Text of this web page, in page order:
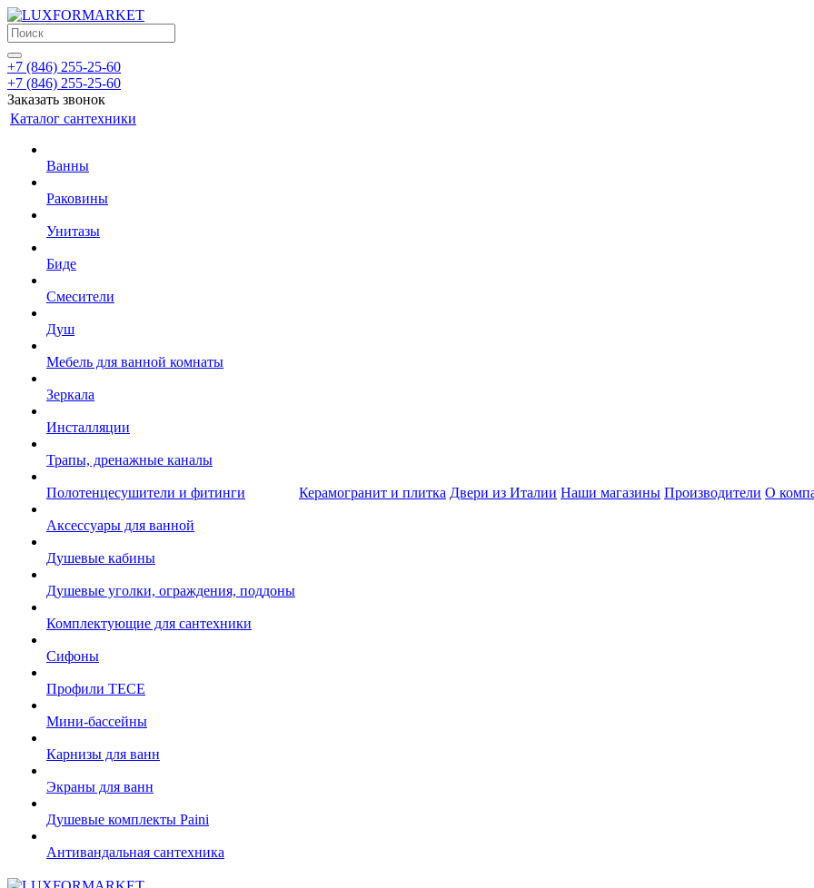
+7 (846) 255-25-60
+7 (846) 255-25-60
Заказать звонок
Каталог сантехники
Ванны
Раковины
Унитазы
Биде
Смесители
Душ
Мебель для ванной комнаты
Зеркала
Инсталляции
Трапы, дренажные каналы
Полотенцесушители и фитинги
Аксессуары для ванной
Душевые кабины
Душевые уголки, ограждения, поддоны
Комплектующие для сантехники
Сифоны
Профили TECE
Мини-бассейны
Карнизы для ванн
Экраны для ванн
Душевые комплекты Paini
Антивандальная сантехника
Керамогранит и плитка Двери из Италии Наши магазины Производители О